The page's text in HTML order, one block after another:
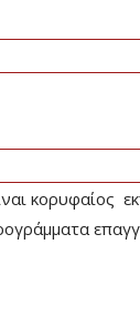
κορυφαίος